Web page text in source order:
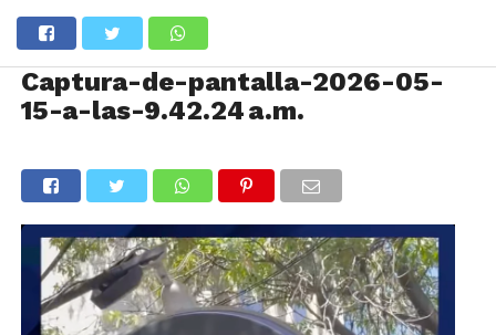
Captura-de-pantalla-2026-05-
15-a-las-9.42.24 a.m.